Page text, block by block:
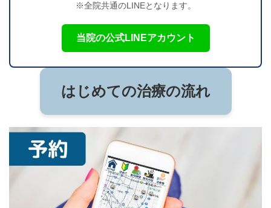
※全院共通のLINEとなります。
当院の公式LINEアカウント
はじめての治療の流れ